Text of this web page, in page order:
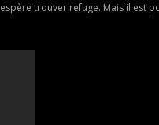
trouver refuge. Mais il est